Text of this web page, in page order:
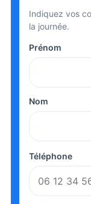
Indiquez vos
la journée.
Prénom
Nom
Téléphone